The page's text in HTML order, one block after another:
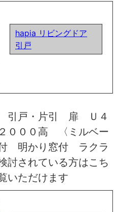
hapia リビングドア
引戸
引戸・片引 扉 Ｕ４
００高 〈ミルベー
明かり窓付 ラクラ
討されている方はこち
いただけます